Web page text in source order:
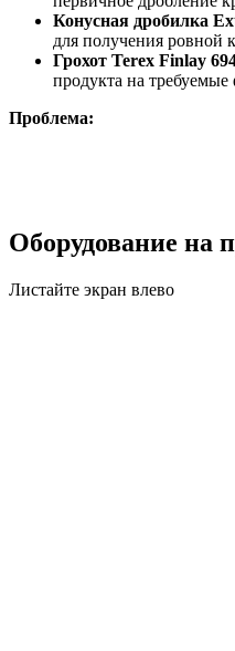
Конусная дробилка
для получения ровной
Грохот Terex Finlay
продукта на
Проблема:
Оборудование на
Листайте экран влево